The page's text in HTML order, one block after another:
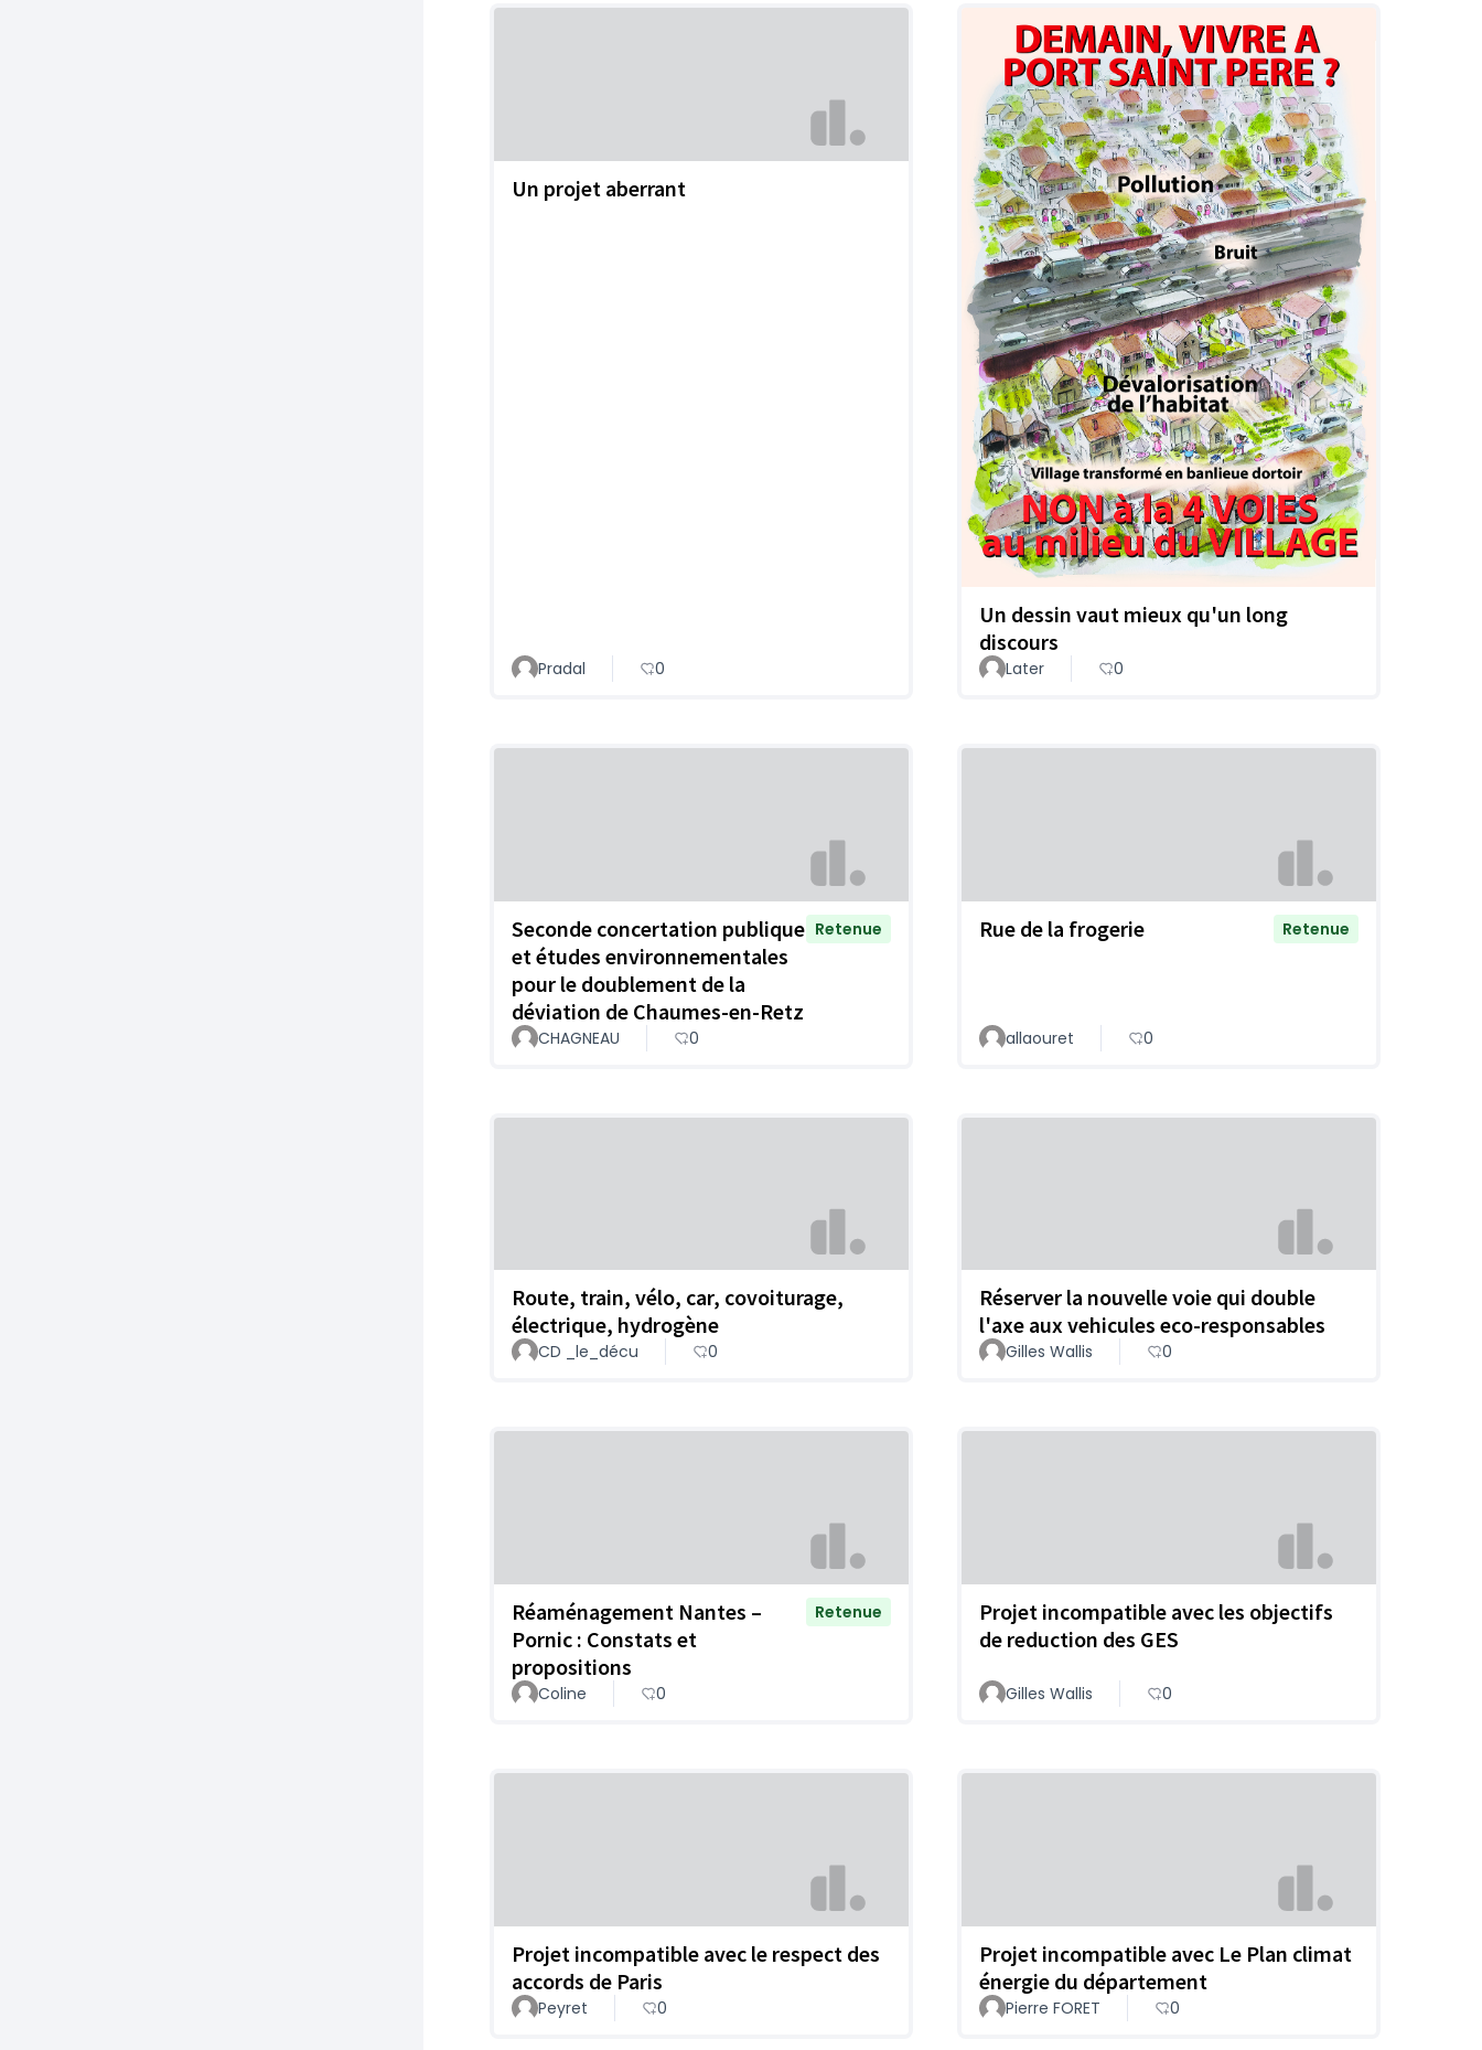
Un projet aberrant
Pradal 0
Un dessin vaut mieux qu'un long
discours
Later 0
Seconde concertation publique
et études environnementales
pour le doublement de la
déviation de Chaumes-en-Retz
Retenue
CHAGNEAU 0
Rue de la frogerie Retenue
allaouret 0
Route, train, vélo, car, covoiturage,
électrique, hydrogène
CD _le_décu 0
Réserver la nouvelle voie qui double
l'axe aux vehicules eco-responsables
Gilles Wallis 0
Réaménagement Nantes –
Pornic : Constats et
propositions
Retenue
Coline 0
Projet incompatible avec les objectifs
de reduction des GES
Gilles Wallis 0
Projet incompatible avec le respect des
accords de Paris
Peyret 0
Projet incompatible avec Le Plan climat
énergie du département
Pierre FORET 0